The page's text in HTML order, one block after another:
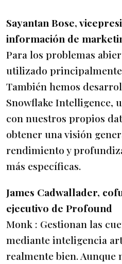
Sayantan Bose,
información de
Para los problemas
utilizado principalmente
También hemos
Snowflake Intelligence,
con nuestros propios
obtener una visión
rendimiento y
más específicas.
James Cadwallader,
ejecutivo de Profound
Monk : Gestionan las
mediante inteligencia
realmente bien. Aunque